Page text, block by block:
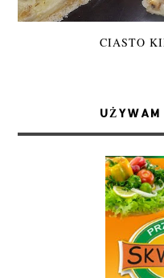
CIASTO